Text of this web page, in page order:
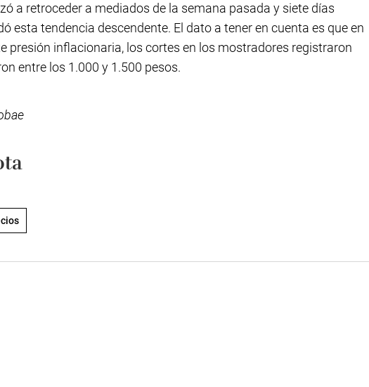
a retroceder a mediados de la semana pasada y siete días
esta tendencia descendente. El dato a tener en cuenta es que en
presión inflacionaria, los cortes en los mostradores registraron
entre los 1.000 y 1.500 pesos.